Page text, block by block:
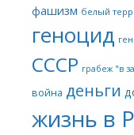
фашизм белый
геноцид
СССР грабеж "в
война деньги
жизнь в